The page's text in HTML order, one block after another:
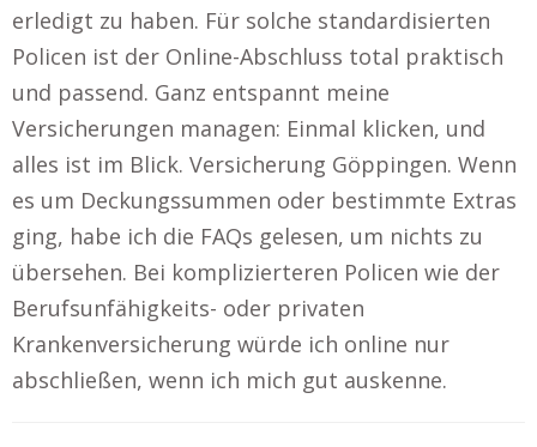
erledigt zu haben. Für solche standardisierten
Policen ist der Online-Abschluss total praktisch
und passend. Ganz entspannt meine
Versicherungen managen: Einmal klicken, und
alles ist im Blick. Versicherung Göppingen. Wenn
es um Deckungssummen oder bestimmte Extras
ging, habe ich die FAQs gelesen, um nichts zu
übersehen. Bei komplizierteren Policen wie der
Berufsunfähigkeits- oder privaten
Krankenversicherung würde ich online nur
abschließen, wenn ich mich gut auskenne.